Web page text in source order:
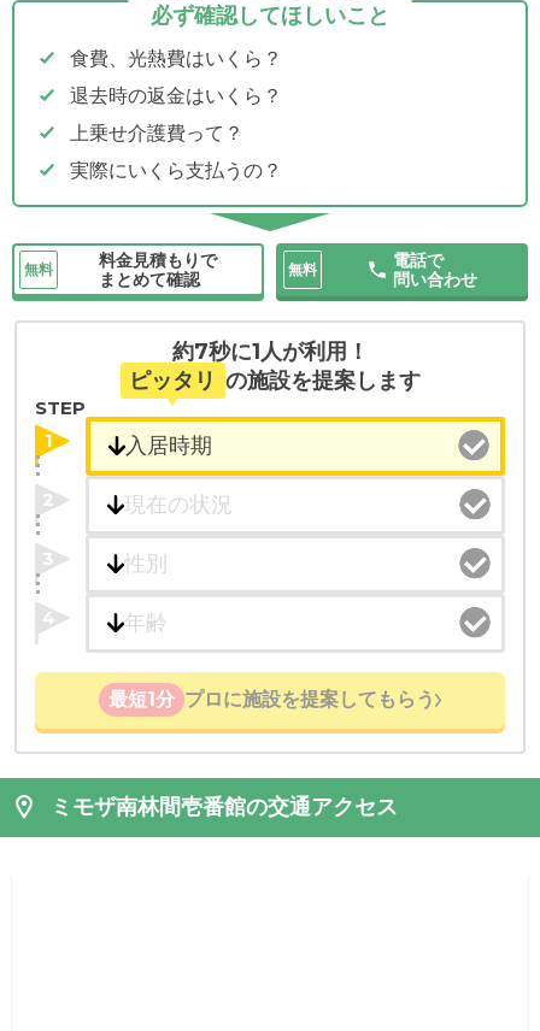
必ず確認してほしいこと
食費、光熱費はいくら？
退去時の返金はいくら？
上乗せ介護費って？
実際にいくら支払うの？
無料
料金見積もりで
まとめて確認
無料
電話で
問い合わせ
約7秒に1人が利用！
ピッタリ の施設を提案します
STEP
1
2
3
4
最短1分 プロに施設を提案してもらう
ミモザ南林間壱番館の交通アクセス